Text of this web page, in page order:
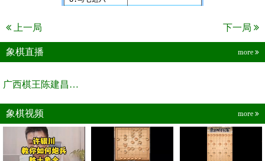
上一局 下一局
象棋直播 more
广西棋王陈建昌直播间
象棋视频 more